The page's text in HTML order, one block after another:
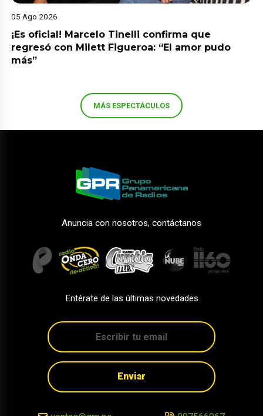
05 Ago 2026
¡Es oficial! Marcelo Tinelli confirma que
regresó con Milett Figueroa: “El amor pudo
más”
MÁS ESPECTÁCULOS
Anuncia con nosotros, contáctanos
Entérate de las últimas novedades
Enviar